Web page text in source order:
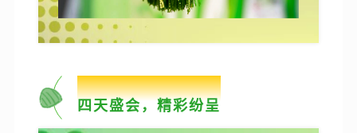
02
四天盛会，精彩纷呈